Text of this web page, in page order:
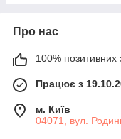
Про нас
100% позитивних
Працює з
м. Київ
04071, вул.